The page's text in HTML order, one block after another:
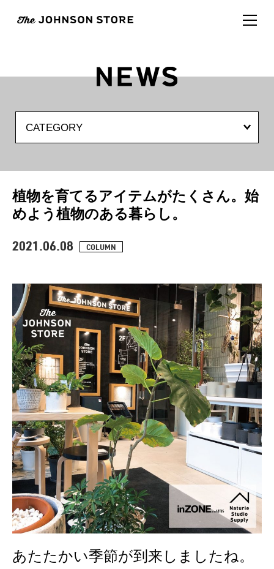
CATEGORY
植物を育てるアイテムがたくさん。始
めよう植物のある暮らし。
2021.06.08 COLUMN
あたたかい季節が到来しましたね。